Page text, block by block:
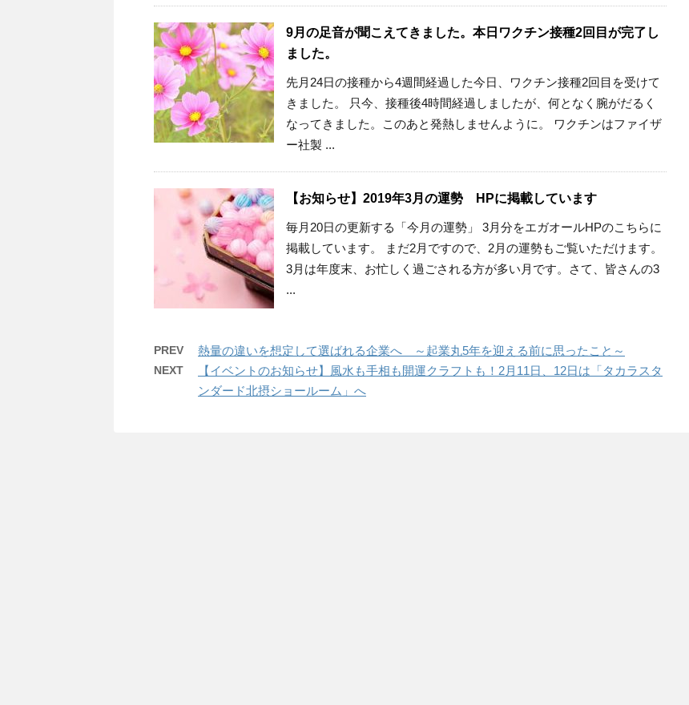
9月の足音が聞こえてきました。本日ワクチン接種2回目が完了し
ました。
先月24日の接種から4週間経過した今日、ワクチン接種2回目を受けて
きました。 只今、接種後4時間経過しましたが、何となく腕がだるく
なってきました。このあと発熱しませんように。 ワクチンはファイザ
ー社製 ...
【お知らせ】2019年3月の運勢 HPに掲載しています
毎月20日の更新する「今月の運勢」 3月分をエガオールHPのこちらに
掲載しています。 まだ2月ですので、2月の運勢もご覧いただけます。
3月は年度末、お忙しく過ごされる方が多い月です。さて、皆さんの3
...
PREV 熱量の違いを想定して選ばれる企業へ ～起業丸5年を迎える前に思ったこと～
NEXT
【イベントのお知らせ】風水も手相も開運クラフトも！2月11日、12日は「タカラスタ
ンダード北摂ショールーム」へ